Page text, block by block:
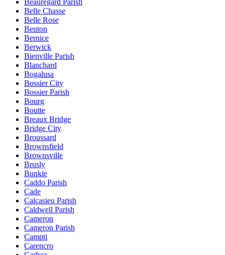
Belle Chasse
Belle Rose
Benton
Bernice
Berwick
Bienville Parish
Blanchard
Bogalusa
Bossier City
Bossier Parish
Bourg
Boutte
Breaux Bridge
Bridge City
Broussard
Brownsfield
Brownsville
Brusly
Bunkie
Caddo Parish
Cade
Calcasieu Parish
Caldwell Parish
Cameron
Cameron Parish
Campti
Carencro